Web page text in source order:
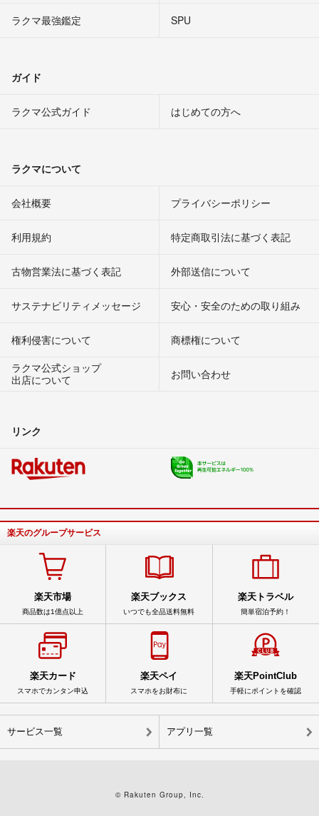
ラクマ最強鑑定
SPU
ガイド
ラクマ公式ガイド はじめての方へ
ラクマについて
会社概要 プライバシーポリシー
利用規約 特定商取引法に基づく表記
古物営業法に基づく表記 外部送信について
サステナビリティメッセージ 安心・安全のための取り組み
権利侵害について
商標権について
ラクマ公式ショップ
出店について
お問い合わせ
リンク
楽天のグループサービス
楽天市場
商品数は1億点以上
楽天ブックス
いつでも全品送料無料
楽天トラベル
簡単宿泊予約！
楽天カード
スマホでカンタン申込
楽天ペイ
スマホをお財布に
楽天PointClub
手軽にポイントを確認
サービス一覧 アプリ一覧
© Rakuten Group, Inc.